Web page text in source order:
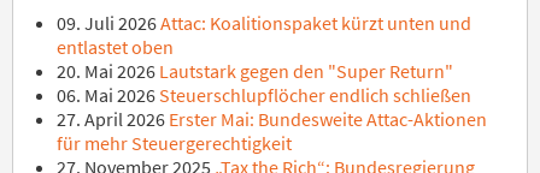
09. Juli 2026Attac: Koalitionspaket kürzt unten und
entlastet oben
20. Mai 2026 Lautstark gegen den "Super Return"
06. Mai 2026 Steuerschlupflöcher endlich schließen
27. April 2026 Erster Mai: Bundesweite Attac-Aktionen
für mehr Steuergerechtigkeit
27. November 2025 „Tax the Rich“: Bundesregierung